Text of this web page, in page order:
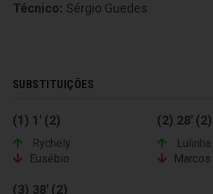
Técnico: Sérgio Guedes
SUBSTITUIÇÕES
(1) 1' (2)
Rychely
Eusébio
(2) 28' (2)
Lulinha
Marcos
(3) 38' (2)